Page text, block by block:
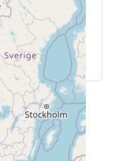
Energie und